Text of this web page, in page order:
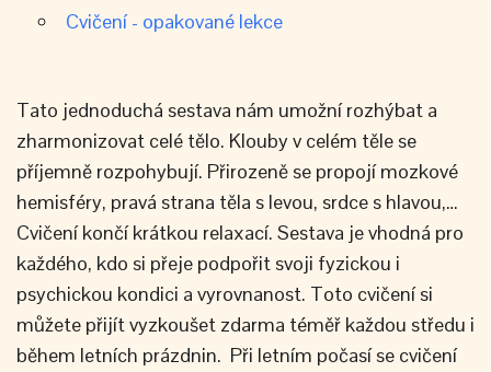
Cvičení - opakované lekce
Tato jednoduchá sestava nám umožní rozhýbat a
zharmonizovat celé tělo. Klouby v celém těle se
příjemně rozpohybují. Přirozeně se propojí mozkové
hemisféry, pravá strana těla s levou, srdce s hlavou,…
Cvičení končí krátkou relaxací. Sestava je vhodná pro
každého, kdo si přeje podpořit svoji fyzickou i
psychickou kondici a vyrovnanost. Toto cvičení si
můžete přijít vyzkoušet zdarma téměř každou středu i
během letních prázdnin. Při letním počasí se cvičení